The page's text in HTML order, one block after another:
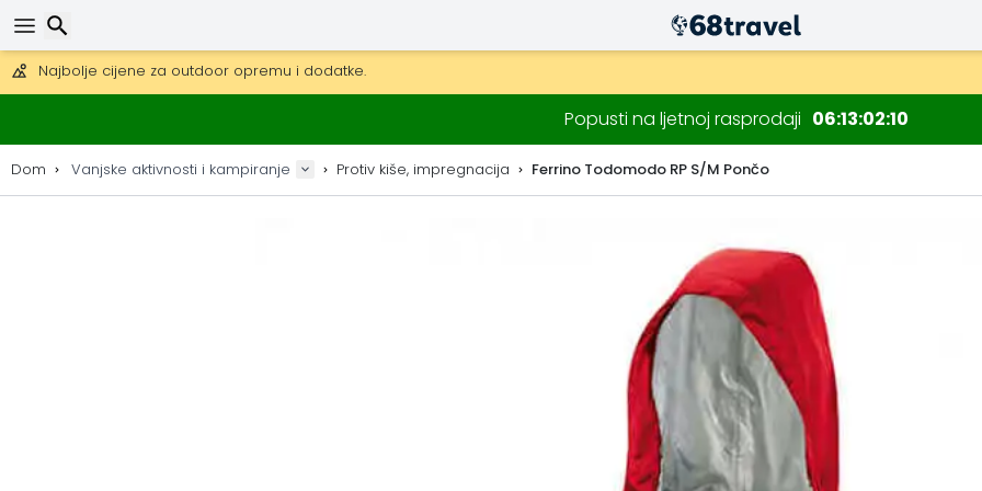
Besplatna dostava za narudžbe iznad 149 €.
Mogućnost slanja DHL Expressom (dostava unutar 24 sata)
30 dana za povrat, 90 dana za drvene karte i dekoracije.
Popusti na ljetnoj rasprodaji 06130208
Dom Vanjske aktivnosti i kampiranje Protiv kiše, impregnacija Ferrino Todomodo RP S/M Pončo
Traži